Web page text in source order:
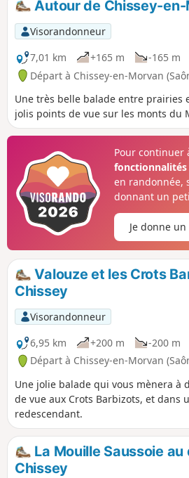
Autour de Chissey-
Visorandonneur
7,01 km
+165 m -165 m
Départ à Chissey-en-Morvan
Une très belle balade entre prairies
jolis points de vue sur les monts du
Pour continuer
en randonnée,
donnant un
Je donne
Valouze et les Crots
Chissey
Visorandonneur
6,95 km
+200 m -200 m
Départ à Chissey-en-Morvan
Une jolie balade qui vous mènera à
de vue aux Crots Barbizots, et dans
redescendant.
La Mouille Saussoie
Chissey